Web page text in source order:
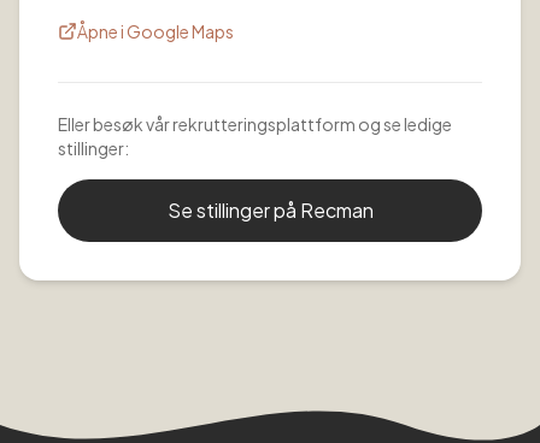
Åpne i Google Maps
Eller besøk vår rekrutteringsplattform og se ledige
stillinger:
Se stillinger på Recman